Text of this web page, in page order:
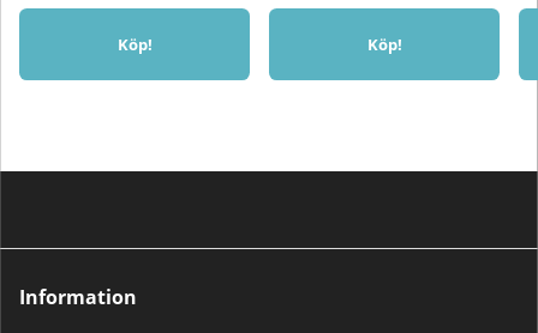
Köp! Köp!
Information